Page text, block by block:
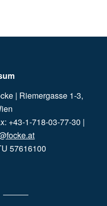
| Riemergasse 1-3,
+43-1-718-03-77-30 |
57616100